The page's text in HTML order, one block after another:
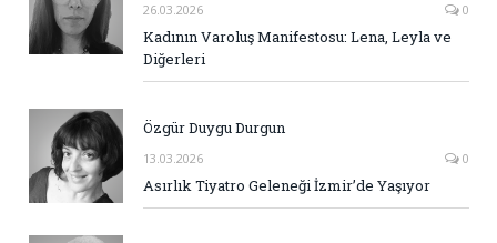
26.03.2026 0
Kadının Varoluş Manifestosu: Lena, Leyla ve
Diğerleri
Özgür Duygu Durgun
13.03.2026 0
Asırlık Tiyatro Geleneği İzmir’de Yaşıyor